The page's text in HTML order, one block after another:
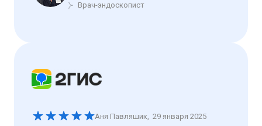
Врач-эндоскопист
Аня Павляшик, 29 января 2025